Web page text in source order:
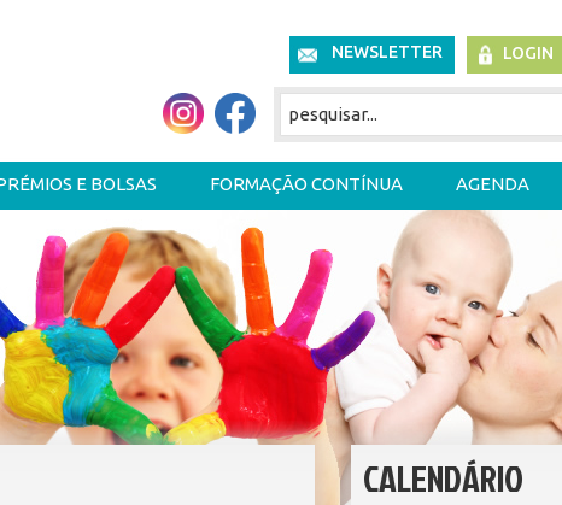
NEWSLETTER LOGIN
E BOLSAS FORMAÇÃO CONTÍNUA AGENDA
CALENDÁRIO